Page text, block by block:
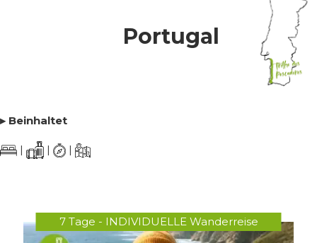
Portugal
▸ Beinhaltet
| | |
7 Tage - INDIVIDUELLE Wanderreise